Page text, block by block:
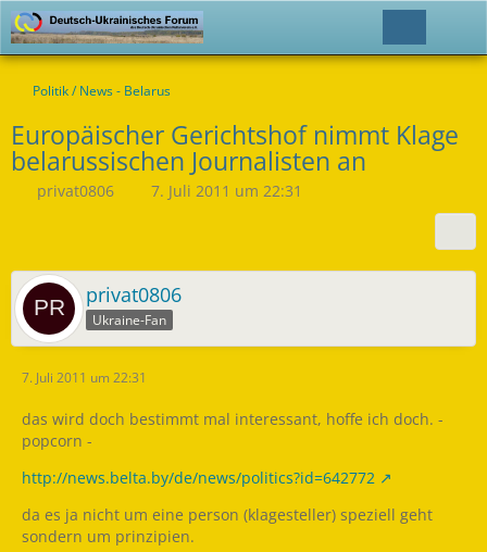
Politik / News - Belarus
Europäischer Gerichtshof nimmt Klage
belarussischen Journalisten an
privat0806 7. Juli 2011 um 22:31
privat0806
Ukraine-Fan
7. Juli 2011 um 22:31
das wird doch bestimmt mal interessant, hoffe ich doch. -
popcorn -
http://news.belta.by/de/news/politics?id=642772
da es ja nicht um eine person (klagesteller) speziell geht
sondern um prinzipien.